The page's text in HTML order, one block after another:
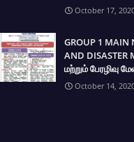
October 17,
GROUP 1 MAIN
AND DISASTER
மற்றும் பேரழிவு
October 14,